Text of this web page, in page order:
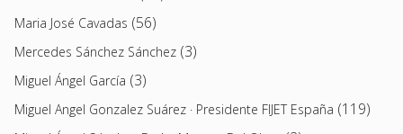
Maria José Cavadas (56)
Mercedes Sánchez Sánchez (3)
Miguel Ángel García (3)
Miguel Angel Gonzalez Suárez · Presidente FIJET España (119)